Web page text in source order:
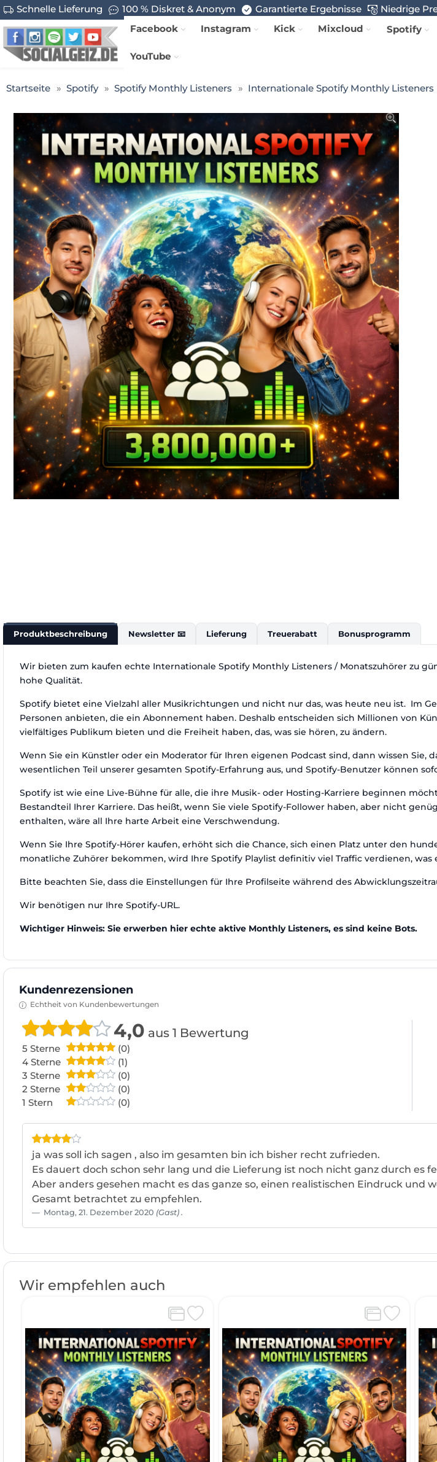
Schnelle Lieferung 100 % Diskret & Anonym Garantierte Ergebnisse Niedrige
Facebook
Instagram Kick Mixcloud Spotify
YouTube
Startseite Spotify Spotify Monthly Listeners Internationale Spotify Monthly Listeners
Produktbeschreibung Newsletter 📧 Lieferung Treuerabatt Bonusprogramm
Wir bieten zum kaufen echte Internationale Spotify Monthly Listeners / Monatszuhörer zu
hohe Qualität.
Spotify bietet eine Vielzahl aller Musikrichtungen und nicht nur das, was heute neu ist. Im
Personen anbieten, die ein Abonnement haben. Deshalb entscheiden sich Millionen von
vielfältiges Publikum bieten und die Freiheit haben, das, was sie hören, zu ändern.
Wenn Sie ein Künstler oder ein Moderator für Ihren eigenen Podcast sind, dann wissen
wesentlichen Teil unserer gesamten Spotify-Erfahrung aus, und Spotify-Benutzer können
Spotify ist wie eine Live-Bühne für alle, die ihre Musik- oder Hosting-Karriere beginnen
Bestandteil Ihrer Karriere. Das heißt, wenn Sie viele Spotify-Follower haben, aber nicht
enthalten, wäre all Ihre harte Arbeit eine Verschwendung.
Wenn Sie Ihre Spotify-Hörer kaufen, erhöht sich die Chance, sich einen Platz unter den
monatliche Zuhörer bekommen, wird Ihre Spotify Playlist definitiv viel Traffic verdienen,
Bitte beachten Sie, dass die Einstellungen für Ihre Profilseite während des
Wir benötigen nur Ihre Spotify-URL.
Wichtiger Hinweis: Sie erwerben hier echte aktive Monthly Listeners, es sind keine Bots.
Kundenrezensionen
Echtheit von Kundenbewertungen
4,0 aus 1 Bewertung
5 Sterne
(0)
4 Sterne
(1)
3 Sterne
(0)
2 Sterne
(0)
1 Stern
(0)
ja was soll ich sagen , also im gesamten bin ich bisher recht zufrieden.
Es dauert doch schon sehr lang und die Lieferung ist noch nicht ganz durch es
Aber anders gesehen macht es das ganze so, einen realistischen Eindruck und
Gesamt betrachtet zu empfehlen.
Montag, 21. Dezember 2020 (Gast) .
Wir empfehlen auch